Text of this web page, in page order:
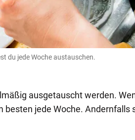
du jede Woche austauschen.
ausgetauscht werden.
besten jede Woche. Andernfalls